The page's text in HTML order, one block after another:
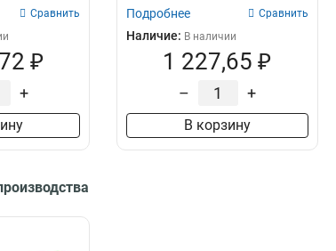
Сравнить
₽
+
Подробнее Сравнить
Наличие: В наличии
1 227,65 ₽
– +
В корзину